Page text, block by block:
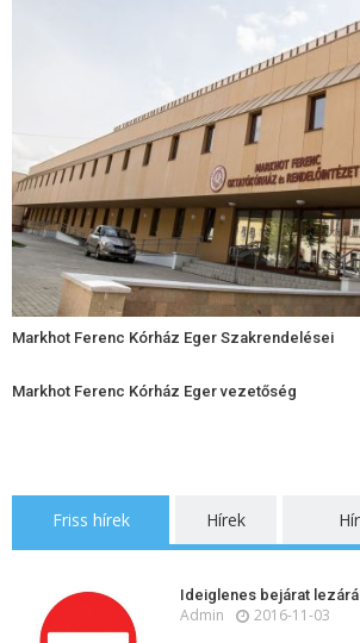
Markhot Ferenc Kórház Eger Szakrendelései
Markhot Ferenc Kórház Eger vezetőség
Friss hírek Hírek
Ideiglenes bejárat
Admin 2016-11-03